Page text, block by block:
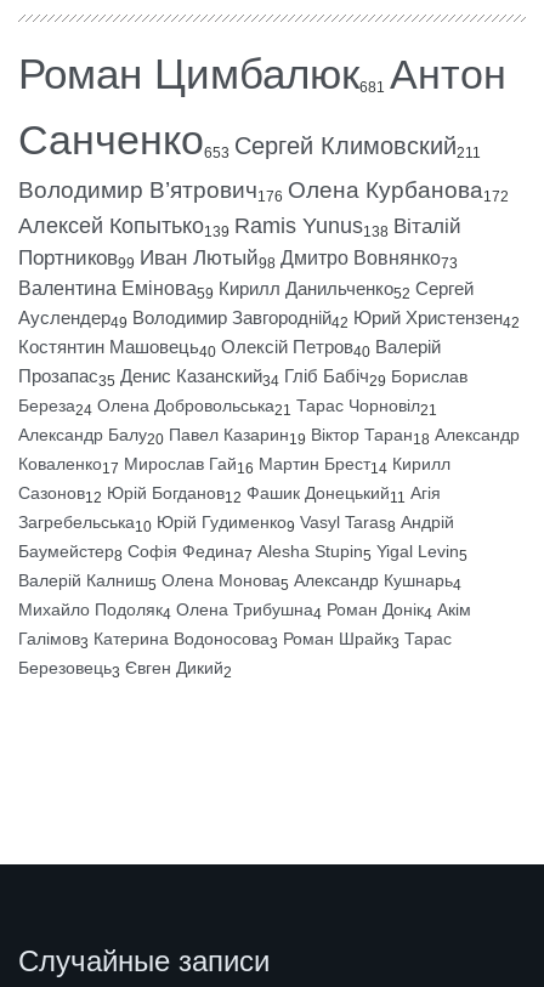
Роман Цимбалюк681 Антон
Санченко653 Сергей Климовский211
Володимир В’ятрович176 Олена Курбанова172
Алексей Копытько139 Ramis Yunus138 Віталій
Портников99 Иван Лютый98 Дмитро Вовнянко73
Валентина Емінова59 Кирилл Данильченко52 Сергей
Ауслендер49 Володимир Завгородній42 Юрий Христензен42
Костянтин Машовець40 Олексій Петров40 Валерій
Прозапас35 Денис Казанский34 Гліб Бабіч29 Борислав
Береза24 Олена Добровольська21 Тарас Чорновіл21
Александр Балу20 Павел Казарин19 Віктор Таран18 Александр
Коваленко17 Мирослав Гай16 Мартин Брест14 Кирилл
Сазонов12 Юрій Богданов12 Фашик Донецький11 Агія
Загребельська10 Юрій Гудименко9 Vasyl Taras8 Андрій
Баумейстер8 Софія Федина7 Alesha Stupin5 Yigal Levin5
Валерій Калниш5 Олена Монова5 Александр Кушнарь4
Михайло Подоляк4 Олена Трибушна4 Роман Донік4 Акім
Галімов3 Катерина Водоносова3 Роман Шрайк3 Тарас
Березовець3 Євген Дикий2
Случайные записи